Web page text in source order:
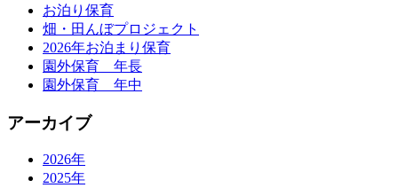
お泊り保育
畑・田んぼプロジェクト
2026年お泊まり保育
園外保育 年長
園外保育 年中
アーカイブ
2026年
2025年